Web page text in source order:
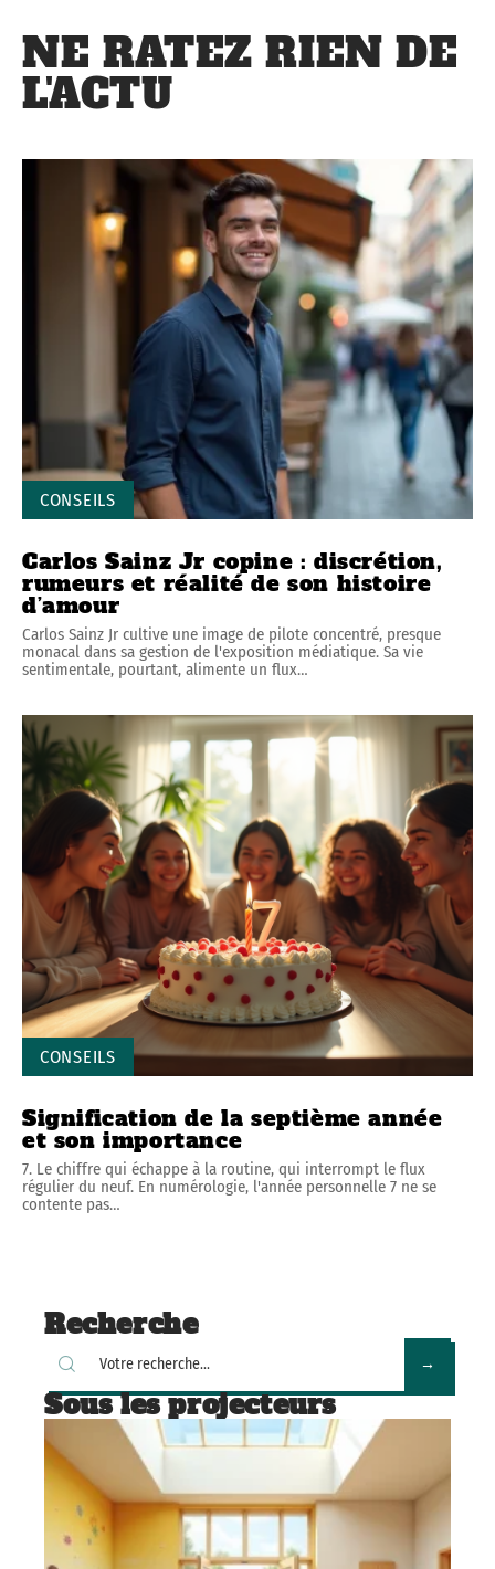
NE RATEZ RIEN DE
L'ACTU
CONSEILS
Carlos Sainz Jr copine : discrétion,
rumeurs et réalité de son histoire
d’amour
Carlos Sainz Jr cultive une image de pilote concentré, presque
monacal dans sa gestion de l'exposition médiatique. Sa vie
sentimentale, pourtant, alimente un flux…
CONSEILS
Signification de la septième année
et son importance
7. Le chiffre qui échappe à la routine, qui interrompt le flux
régulier du neuf. En numérologie, l'année personnelle 7 ne se
contente pas…
Recherche
Sous les projecteurs